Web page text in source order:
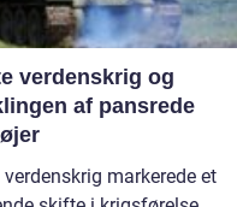
verdenskrig og
af pansrede
verdenskrig markerede et